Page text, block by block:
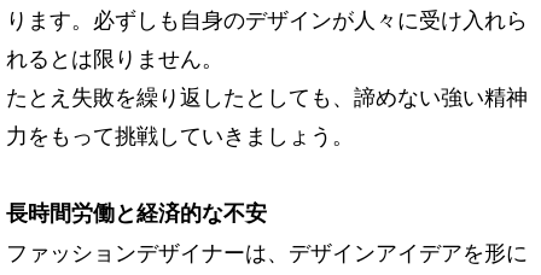
ります。必ずしも自身のデザインが人々に受け入れら
れるとは限りません。
たとえ失敗を繰り返したとしても、諦めない強い精神
力をもって挑戦していきましょう。
長時間労働と経済的な不安
ファッションデザイナーは、デザインアイデアを形に